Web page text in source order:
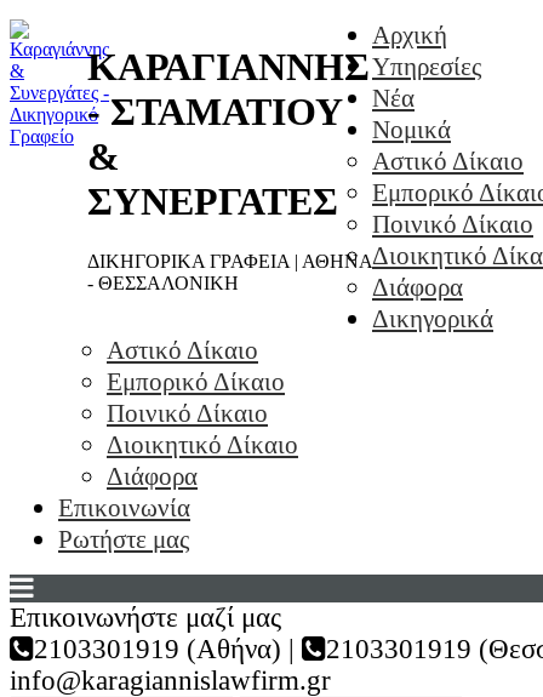
ΚΑΡΑΓΙΑΝΝΗΣ
- ΣΤΑΜΑΤΙΟΥ
&
ΣΥΝΕΡΓΑΤΕΣ
ΔΙΚΗΓΟΡΙΚΑ ΓΡΑΦΕΙΑ | ΑΘΗΝΑ
- ΘΕΣΣΑΛΟΝΙΚΗ
Αρχική
Υπηρεσίες
Νέα
Νομικά
Αστικό Δίκαιο
Εμπορικό
Ποινικό Δίκαιο
Διοικητικό
Διάφορα
Δικηγορικά
Αστικό Δίκαιο
Εμπορικό Δίκαιο
Ποινικό Δίκαιο
Διοικητικό Δίκαιο
Διάφορα
Επικοινωνία
Ρωτήστε μας
Επικοινωνήστε μαζί μας
2103301919 (Αθήνα) |
2103301919
info@karagiannislawfirm.gr